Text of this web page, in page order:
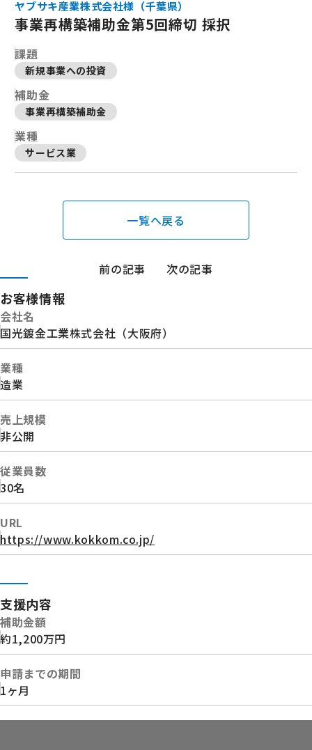
ヤブサキ産業株式会社様（千葉県）
事業再構築補助金第5回締切 採択
課題
新規事業への投資
補助金
事業再構築補助金
業種
サービス業
前の記事 次の記事
一覧へ戻る
お客様情報
会社名
国光鍍金工業株式会社（大阪府）
業種
造業
売上規模
非公開
従業員数
30名
URL
https://www.kokkom.co.jp/
支援内容
補助金額
約1,200万円
申請までの期間
1ヶ月